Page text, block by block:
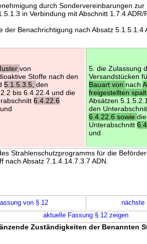
durch Sondervereinbarungen
in Verbindung mit Abschnitt 1.7.4 ADR/
der Benachrichtigung nach Absatz 5.1.5.1.4
von
Stoffe nach den
5.1.5.3.5,den
bis 6.4.22.4 und die
6.4.22.6
5. die Zulassung
Versandstücken
Bauart von nach
freigestellten
Absätzen
den
6.4.22.6 sowie
Unterabschnitt
und
Strahlenschutzprogramms für die
nach Absatz 7.1.4.14.7.3.7 ADN.
von § 12
nächste
aktuelle Fassung § 12 zeigen
Zuständigkeiten der Benannten